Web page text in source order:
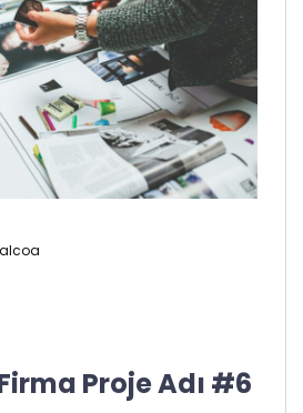
alcoa
Proje Adı #6